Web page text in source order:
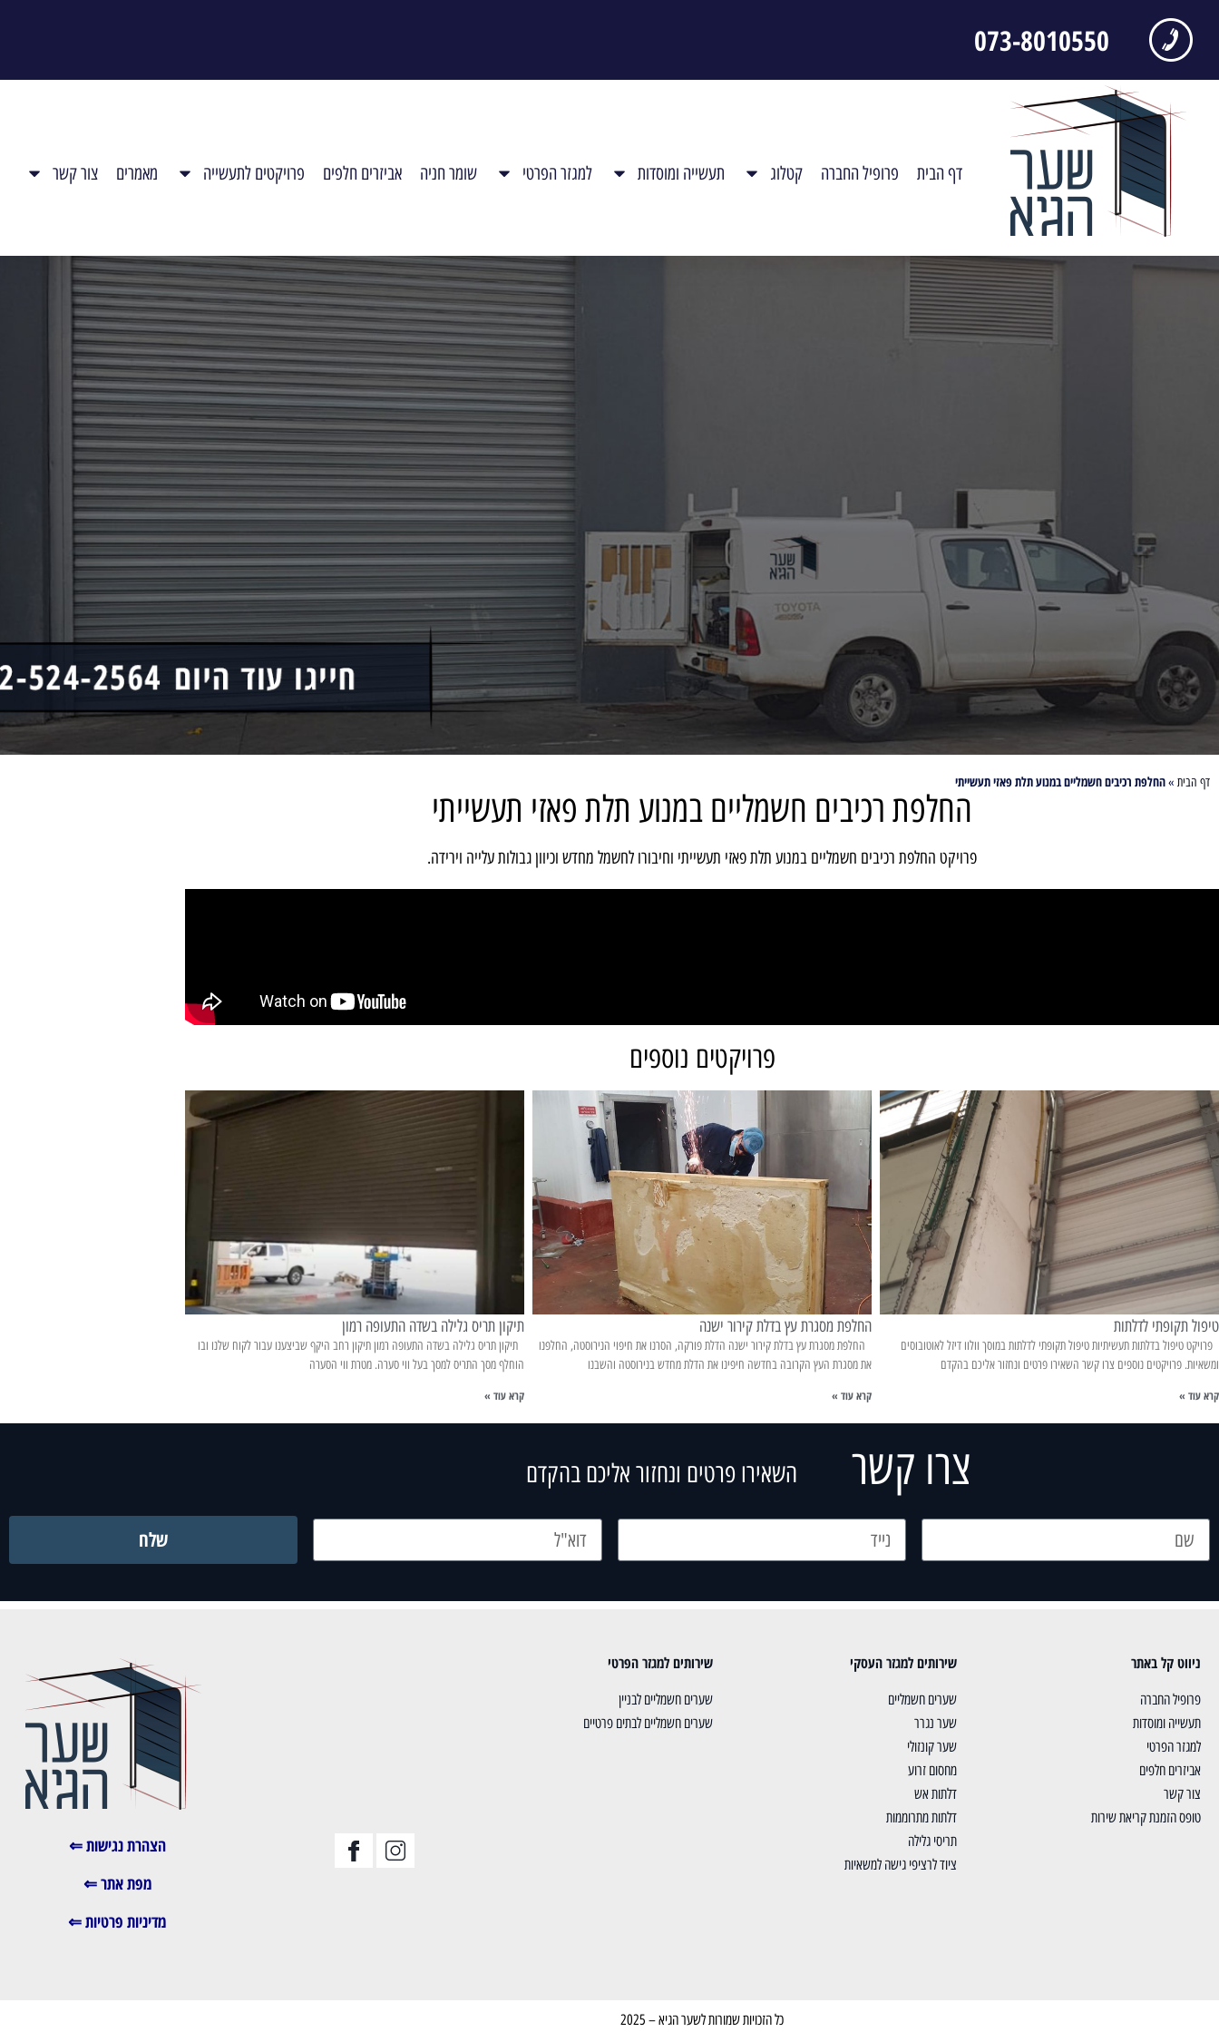
073-8010550
דף הבית פרופיל החברה קטלוג תעשייה ומוסדות למגזר הפרטי שומר חניה אביזרים חלפים פרויקטים לתעשייה מאמרים צור קשר
דף הבית »החלפת רכיבים חשמליים במנוע תלת פאזי תעשייתי
החלפת רכיבים חשמליים במנוע תלת פאזי תעשייתי
פרויקט החלפת רכיבים חשמליים במנוע תלת פאזי תעשייתי וחיבורו לחשמל מחדש וכיוון גבולות עלייה וירידה.
פרויקטים נוספים
טיפול תקופתי לדלתות
פרויקט טיפול בדלתות תעשיתיות טיפול תקופתי לדלתות במוסך וולוו דיזל לאוטובוסים
ומשאיות. פרויקטים נוספים צרו קשר השאירו פרטים ונחזור אליכם בהקדם
קרא עוד »
החלפת מסגרת עץ בדלת קירור ישנה
החלפת מסגרת עץ בדלת קירור ישנה הדלת פורקה, הסרנו את חיפוי הנירוסטה, החלפנו
את מסגרת העץ הקרובה בחדשה חיפינו את הדלת מחדש בנירוסטה והשבנו
קרא עוד »
תיקון תריס גלילה בשדה התעופה רמון
תיקון תריס גלילה בשדה התעופה רמון תיקון רחב היקף שביצענו עבור לקוח שלנו ובו
הוחלף מסך התריס למסך בעל ווי סערה. מטרת ווי הסערה
קרא עוד »
צרו קשר השאירו פרטים ונחזור אליכם בהקדם
שלח
ניווט קל באתר
פרופיל החברה
תעשייה ומוסדות
למגזר הפרטי
אביזרים חלפים
צור קשר
טופס הזמנת קריאת שירות
שירותים למגזר העסקי
שערים חשמליים
שער נגרר
שער קונזולי
מחסום זרוע
דלתות אש
דלתות מתרוממות
תריסי גלילה
ציוד לרציפי גישה למשאיות
שירותים למגזר הפרטי
שערים חשמליים לבניין
שערים חשמליים לבתים פרטיים
הצהרת נגישות ⇐
מפת אתר ⇐
מדיניות פרטיות ⇐
כל הזכויות שמורות לשער הגיא – 2025